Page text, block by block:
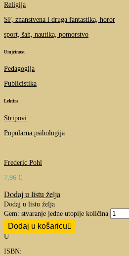
Religija
SF, znanstvena i druga fantastika, horor
sport, šah, nautika, pomorstvo
Umjetnost
Pedagogija
Publicistika
Lektira
Stripovi
Popularna psihologija
Frederic Pohl
7,96 €
Dodaj u listu želja
Dodaj u listu želja
Gem: stvaranje jedne utopije količina
Dodaj u košaricu
U
ISBN: